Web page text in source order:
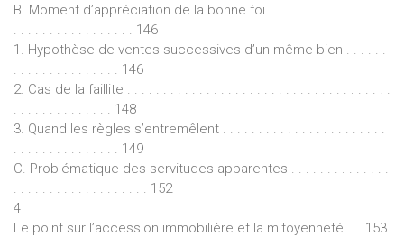
B. Moment d’appréciation de la bonne foi . . . . . . . . . . . . . . . . .
. . . . . . . . . . . . . . . . . 146
1. Hypothèse de ventes successives d’un même bien . . . . . .
. . . . . . . . . . . . . . . 146
2. Cas de la faillite . . . . . . . . . . . . . . . . . . . . . . . . . . . . . . . . . . . . .
. . . . . . . . . . . . . . 148
3. Quand les règles s’entremêlent . . . . . . . . . . . . . . . . . . . . . . .
. . . . . . . . . . . . . . . 149
C. Problématique des servitudes apparentes . . . . . . . . . . . . . .
. . . . . . . . . . . . . . . . . . . 152
4
Le point sur l’accession immobilière et la mitoyenneté. . . 153